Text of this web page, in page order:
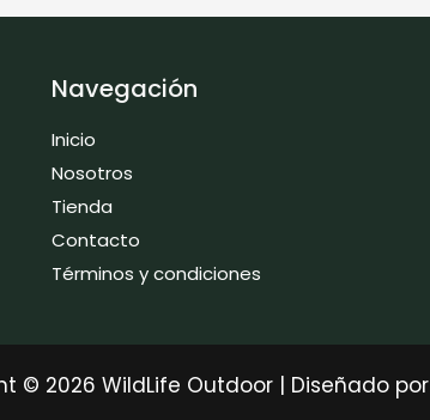
Navegación
Inicio
Nosotros
Tienda
Contacto
Términos y condiciones
© 2026 WildLife Outdoor | Diseñado por